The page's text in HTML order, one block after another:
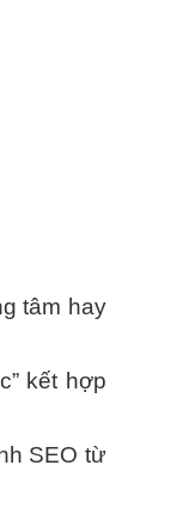
tâm hay
kết hợp
SEO từ